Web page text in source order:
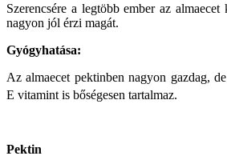
Szerencsére a legtöbb ember az
nagyon jól érzi magát.
Gyógyhatása:
Az almaecet pektinben nagyon gazdag,
E vitamint is bőségesen tartalmaz.
Pektin